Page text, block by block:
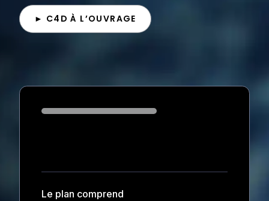
► C4D À L’OUVRAGE
Loading...
Le plan comprend